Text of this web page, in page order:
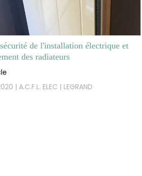
de l'installation électrique et
des radiateurs
A.C.F.L. ELEC LEGRAND